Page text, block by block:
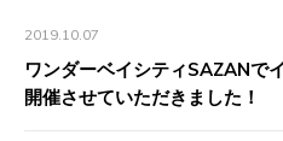
2019.10.07
ワンダーベイシティSAZANで
開催させていただきました！